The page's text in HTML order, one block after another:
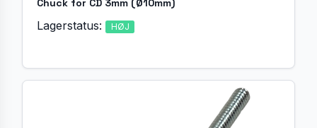
Chuck for CD 3mm (Ø10mm)
Lagerstatus: HØJ